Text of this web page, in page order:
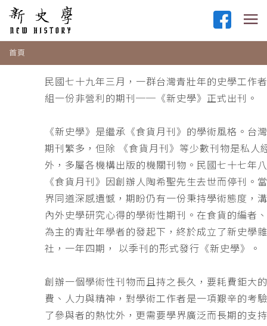
首頁
民國七十九年三月，一群台灣青壯年的史學工作
組一份非營利的期刊──《新史學》正式出刊。
《新史學》是繼承《食貨月刊》的學術風格。台
期刊繁多，但除 《食貨月刊》等少數刊物是私人
外，多屬各機構出版的機關刊物。民國七十七年
《食貨月刊》因創辦人陶希聖先生去世而停刊。
界同道深感遺憾，期盼仍有一份秉持學術態度，
內外史學研究心得的學術性期刊。在食貨的編者
為主的青壯年學者的發起下，終於成立了新史學
社，一年四期， 以季刊的形式發行《新史學》。
創辦一個學術性刊物而且持之長久，要耗費鉅大
費、人力與精神，對學術工作者是一項艱辛的考
了參與者的熱忱外，更需要學界廣泛而長期的支